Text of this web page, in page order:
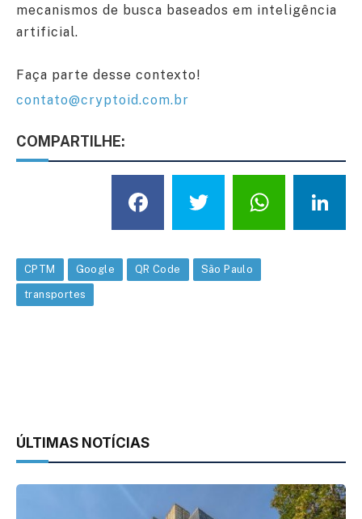
mecanismos de busca baseados em inteligência
artificial.
Faça parte desse contexto!
contato@cryptoid.com.br
COMPARTILHE:
Facebook
Twitter
CPTM Google QR Code São Paulo
transportes
ÚLTIMAS NOTÍCIAS